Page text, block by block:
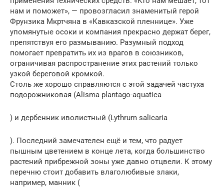
нам и поможет», — провозгласил знаменитый герой
Фрунзика Мкртчяна в «Кавказской пленнице». Уже
упомянутые осоки и компания прекрасно держат берег,
препятствуя его размыванию. Разумный подход
помогает превратить их из врагов в союзников,
ограничивая распространение этих растений только
узкой береговой кромкой.
Столь же хорошо справляются с этой задачей частуха
подорожниковая (Alisma plantago-aquatica
) и дербенник иволистный (Lythrum salicaria
). Последний замечателен ещё и тем, что радует
пышным цветением в конце лета, когда большинство
растений прибрежной зоны уже давно отцвели. К этому
перечню стоит добавить влаголюбивые злаки,
например, манник (